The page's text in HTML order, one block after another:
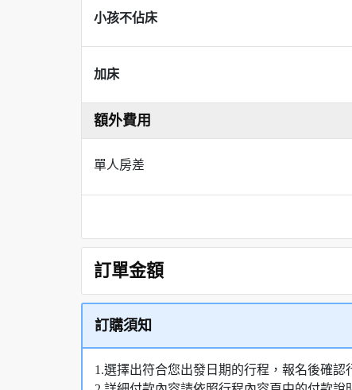
小孩不佔床
加床
額外費用
單人房差
訂單金額
訂購須知
1.選擇出符合您出發日期的行程，報名後確